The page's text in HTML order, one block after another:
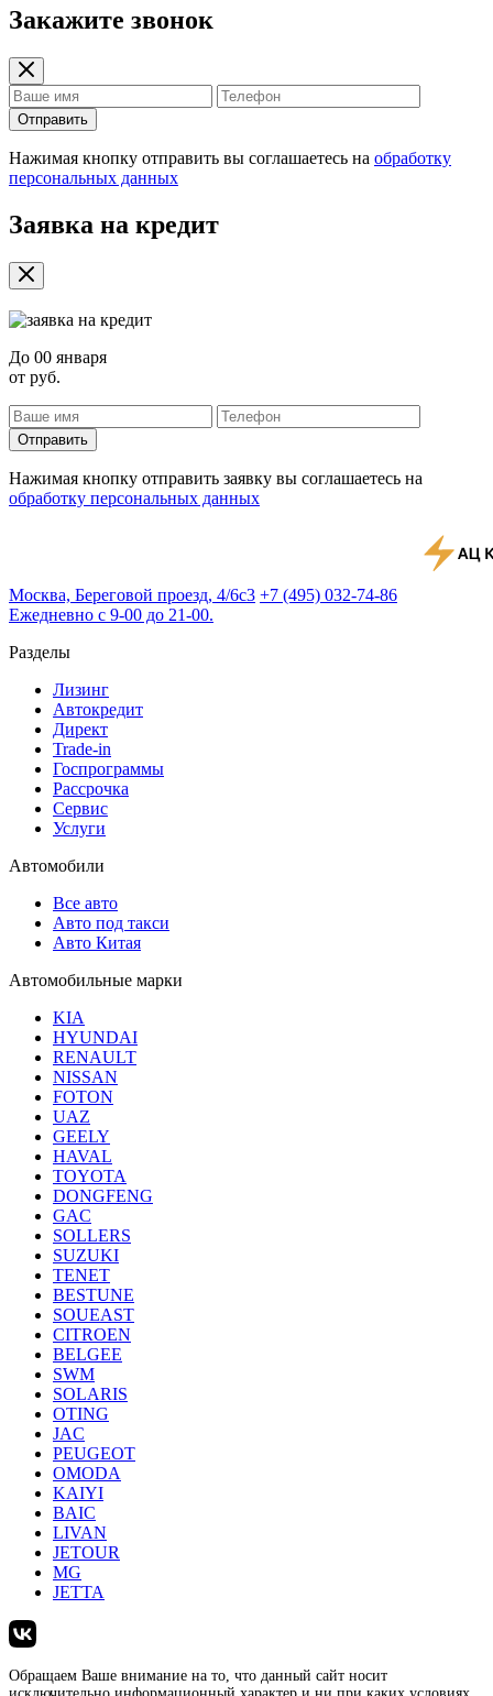
Закажите звонок
Отправить
Нажимая кнопку отправить вы соглашаетесь на обработку
персональных данных
Заявка на кредит
До 00 января
от руб.
Отправить
Нажимая кнопку отправить заявку вы соглашаетесь на
обработку персональных данных
Москва, Береговой проезд, 4/6с3 +7 (495) 032-74-86
Ежедневно с 9-00 до 21-00.
Разделы
Лизинг
Автокредит
Директ
Trade-in
Госпрограммы
Рассрочка
Сервис
Услуги
Автомобили
Все авто
Авто под такси
Авто Китая
Автомобильные марки
KIA
HYUNDAI
RENAULT
NISSAN
FOTON
UAZ
GEELY
HAVAL
TOYOTA
DONGFENG
GAC
SOLLERS
SUZUKI
TENET
BESTUNE
SOUEAST
CITROEN
BELGEE
SWM
SOLARIS
OTING
JAC
PEUGEOT
OMODA
KAIYI
BAIC
LIVAN
JETOUR
MG
JETTA
Обращаем Ваше внимание на то, что данный сайт носит